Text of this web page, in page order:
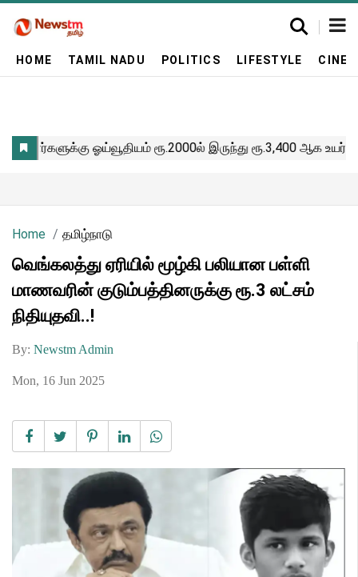
HOME TAMIL NADU POLITICS LIFESTYLE
Home தமிழ்நாடு
வெங்கலத்து ஏரியில் மூழ்கி பலியான பள்ளி
மாணவரின் குடும்பத்தினருக்கு ரூ.3 லட்சம்
நிதியுதவி..!
By: Newstm Admin
Mon, 16 Jun 2025